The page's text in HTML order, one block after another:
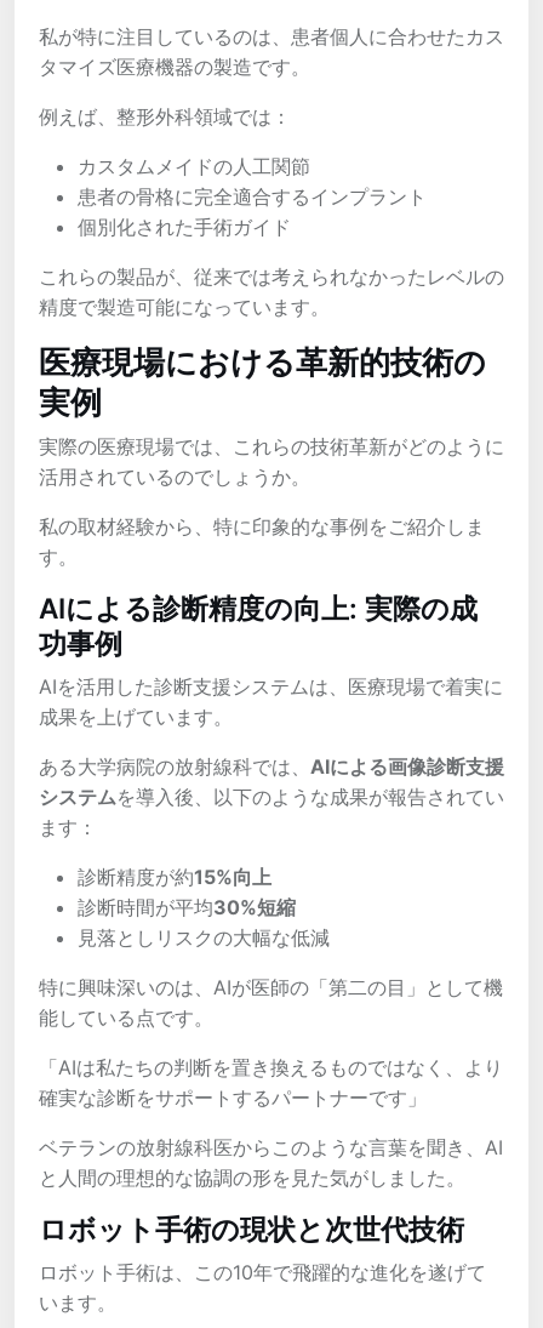
私が特に注目しているのは、患者個人に合わせたカス
タマイズ医療機器の製造です。
例えば、整形外科領域では：
カスタムメイドの人工関節
患者の骨格に完全適合するインプラント
個別化された手術ガイド
これらの製品が、従来では考えられなかったレベルの
精度で製造可能になっています。
医療現場における革新的技術の
実例
実際の医療現場では、これらの技術革新がどのように
活用されているのでしょうか。
私の取材経験から、特に印象的な事例をご紹介しま
す。
AIによる診断精度の向上: 実際の成
功事例
AIを活用した診断支援システムは、医療現場で着実に
成果を上げています。
ある大学病院の放射線科では、 AIによる画像診断支援
システムを導入後、以下のような成果が報告されてい
ます：
診断精度が約15%向上
診断時間が平均30%短縮
見落としリスクの大幅な低減
特に興味深いのは、AIが医師の「第二の目」として機
能している点です。
「AIは私たちの判断を置き換えるものではなく、より
確実な診断をサポートするパートナーです」
ベテランの放射線科医からこのような言葉を聞き、AI
と人間の理想的な協調の形を見た気がしました。
ロボット手術の現状と次世代技術
ロボット手術は、この10年で飛躍的な進化を遂げて
います。